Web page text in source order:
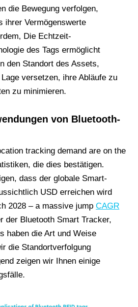
die Bewegung verfolgen,
ihrer Vermögenswerte
Die Echtzeit-
des Tags ermöglicht
den Standort des Assets,
versetzen, ihre Abläufe zu
zu minimieren.
von Bluetooth-
tracking demand are on the
die dies bestätigen.
dass der globale Smart-
USD erreichen wird
2028 – a massive jump CAGR
der Bluetooth Smart Tracker,
haben die Art und Weise
die Standortverfolgung
zeigen wir Ihnen einige